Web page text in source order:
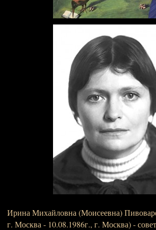
Ирина Михайловна (Моисеевна)
г. Москва - 10.08.1986г., г. Москва) -